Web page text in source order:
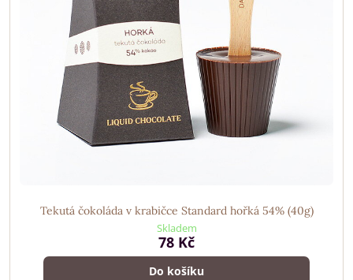
Tekutá čokoláda v krabičce Standard hořká 54% (40g)
Skladem
78 Kč
Do košíku